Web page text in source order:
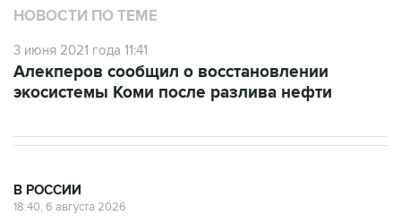
НОВОСТИ ПО ТЕМЕ
3 июня 2021 года 11:41
Алекперов сообщил о восстановлении
экосистемы Коми после разлива нефти
В РОССИИ
18:40, 6 августа 2026